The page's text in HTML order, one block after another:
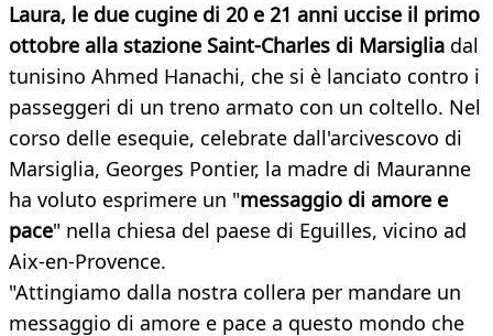
Laura, le due cugine di 20 e 21 anni uccise il primo
ottobre alla stazione Saint-Charles di Marsiglia dal
tunisino Ahmed Hanachi, che si è lanciato contro i
passeggeri di un treno armato con un coltello. Nel
corso delle esequie, celebrate dall'arcivescovo di
Marsiglia, Georges Pontier, la madre di Mauranne
ha voluto esprimere un "messaggio di amore e
pace" nella chiesa del paese di Eguilles, vicino ad
Aix-en-Provence.
"Attingiamo dalla nostra collera per mandare un
messaggio di amore e pace a questo mondo che